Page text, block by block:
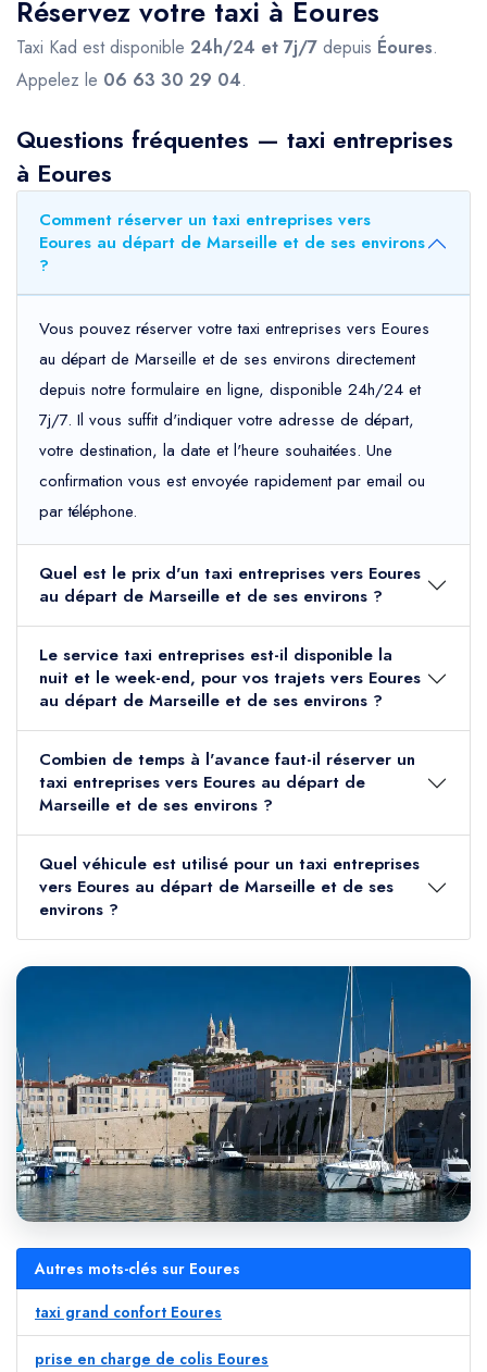
Réservez votre taxi à Éoures
Taxi Kad est disponible 24h/24 et 7j/7 depuis Éoures.
Appelez le 06 63 30 29 04.
Questions fréquentes — taxi entreprises
à Eoures
Comment réserver un taxi entreprises vers
Eoures au départ de Marseille et de ses environs
?
Vous pouvez réserver votre taxi entreprises vers Eoures
au départ de Marseille et de ses environs directement
depuis notre formulaire en ligne, disponible 24h/24 et
7j/7. Il vous suffit d'indiquer votre adresse de départ,
votre destination, la date et l'heure souhaitées. Une
confirmation vous est envoyée rapidement par email ou
par téléphone.
Quel est le prix d'un taxi entreprises vers Eoures
au départ de Marseille et de ses environs ?
Le service taxi entreprises est-il disponible la
nuit et le week-end, pour vos trajets vers Eoures
au départ de Marseille et de ses environs ?
Combien de temps à l'avance faut-il réserver un
taxi entreprises vers Eoures au départ de
Marseille et de ses environs ?
Quel véhicule est utilisé pour un taxi entreprises
vers Eoures au départ de Marseille et de ses
environs ?
Autres mots-clés sur Eoures
taxi grand confort Eoures
prise en charge de colis Eoures